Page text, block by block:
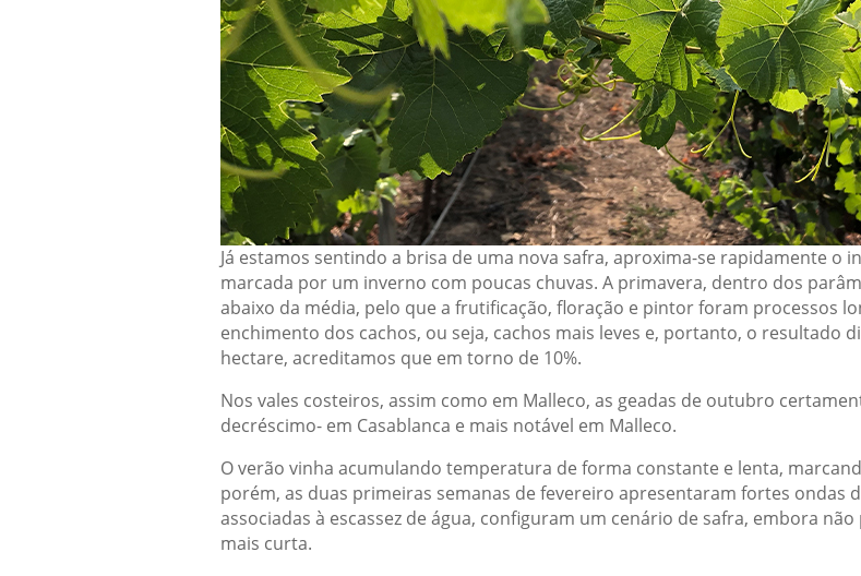
Já estamos sentindo a brisa de uma nova safra, aproxima-se rapidamente o
marcada por um inverno com poucas chuvas. A primavera, dentro dos
abaixo da média, pelo que a frutificação, floração e pintor foram processos
enchimento dos cachos, ou seja, cachos mais leves e, portanto, o resultado
hectare, acreditamos que em torno de 10%.
Nos vales costeiros, assim como em Malleco, as geadas de outubro
decréscimo- em Casablanca e mais notável em Malleco.
O verão vinha acumulando temperatura de forma constante e lenta,
porém, as duas primeiras semanas de fevereiro apresentaram fortes ondas
associadas à escassez de água, configuram um cenário de safra, embora
mais curta.